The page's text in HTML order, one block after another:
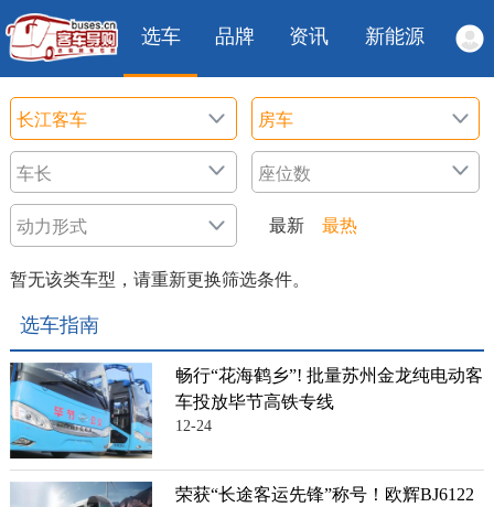
选车 品牌 资讯 新能源
最新 最热
暂无该类车型，请重新更换筛选条件。
选车指南
畅行“花海鹤乡”! 批量苏州金龙纯电动客
车投放毕节高铁专线
12-24
荣获“长途客运先锋”称号！欧辉BJ6122